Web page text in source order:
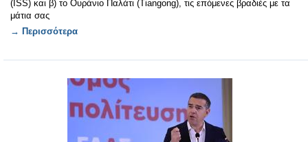
(ISS) και β) το Ουράνιο Παλάτι (Tiangong), τις επόμενες βραδιές με τα
μάτια σας
→ Περισσότερα